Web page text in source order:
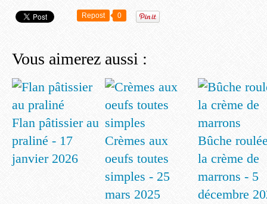
Repost 0
Vous aimerez aussi :
Flan pâtissier au
praliné - 17
janvier 2026
Crèmes aux
oeufs toutes
simples - 25
mars 2025
Bûche
la crème de
marrons - 5
décembre